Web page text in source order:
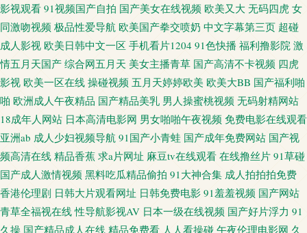
韩H片 欧美日韩黄页免费 美女视频九一86av 91久久比比资源色 九一在线看
91Ncom影院 东方AV亚洲性爱 色精品国产 91性网欧美 日韩无码第2页 91在线
欧 婷婷欧美 91竹菊国产 人妻va251 91色桃 久久九九热黄色网址 91次园 国产
伪娘在线 亚洲日韩精品无 欧美性人妖 91美女内射网站 男人av先锋资源网 91
人妻人人造人人爽 久久国产熟女精品 91色色小视频下载 五月丁香网站首页
大香蕉老司机大香蕉 亚洲在线 国产精品自拍区 伊人大香蕉AV网站 成人电彭
影视观看 91视频国产自拍 国产美女在线视频 欧美又大 无码四虎 女
同激吻视频 极品性爱导航 欧美国产拳交喷奶 中文字幕第三页 超碰
成人影视 欧美日韩中文一区 手机看片1204 91色快播 福利撸影院 激
情五月天国产 综合网五月天 美女主播青草 国产高清不卡视频 四虎
影视 欧美一区在线 操碰视频 五月天婷婷欧美 欧美大BB 国产福利啪
啪 欧洲成人午夜精品 国产精品美乳 男人操蜜桃视频 无码射精网站
18成年人网站 日本高清电影网 男女啪啪午夜视频 免费电影在线观看
亚洲ab 成人少妇视频导航 91国产小青蛙 国产成年免费网站 国产视
频高清在线 精品香蕉 求a片网址 麻豆tv在线观看 在线撸丝片 91草碰
国产成人激情视频 黑料吃瓜精品偷拍 91大神合集 成人拍拍拍免费
香港伦理剧 日韩大片观看网址 日韩免费电影 91羞羞视频 国产网站
青草全福视在线 性导航影视AV 日本一级在线视频 国产好片浮力 91
久操 国产精品成人在线 精品免费看 人人看操碰 午夜伦理电影网 久